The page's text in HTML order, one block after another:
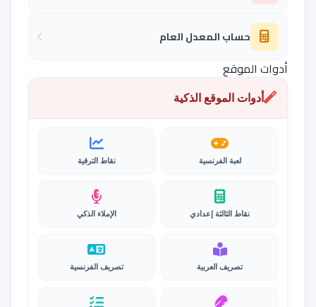
حساب المعدل العام
أدوات الموقع
أدوات الموقع الذكية
لعبة الفرنسية نقاط الترقية
نقاط الثالثة إعدادي الإملاء الذكي
تصريف العربية تصريف الفرنسية